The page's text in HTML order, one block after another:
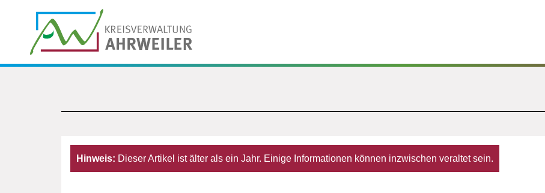
Hinweis: Dieser Artikel ist älter als ein Jahr. Einige Informationen können inzwischen veraltet sein.